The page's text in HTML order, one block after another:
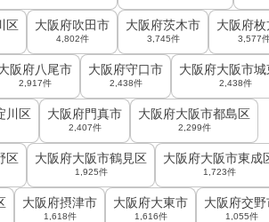
区 大阪府吹田市
4,802件
大阪府茨木市
3,745件
大阪府
3,577
阪府八尾市
2,917件
大阪府守口市
2,438件
大阪府大阪市
2,438件
川区 大阪府門真市
2,407件
大阪府大阪市都島区
2,299件
区 大阪府大阪市鶴見区
1,925件
大阪府大阪市東成
1,723件
大阪府摂津市
1,618件
大阪府大東市
1,616件
大阪府交野
1,055件